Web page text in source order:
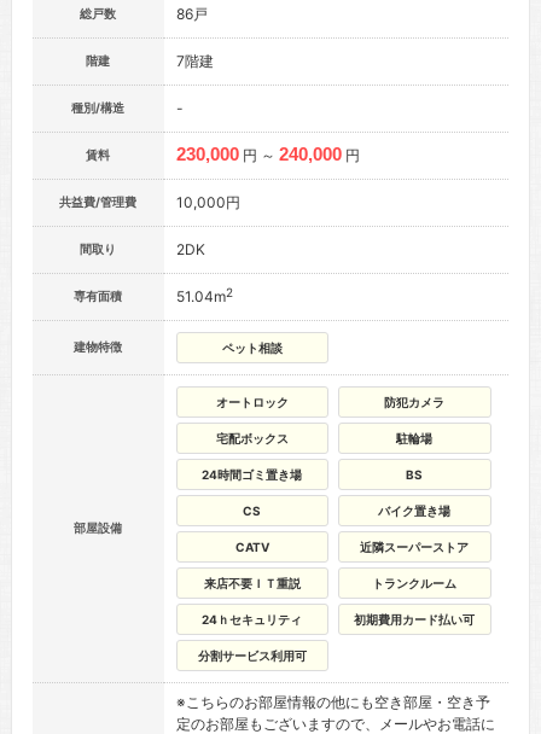
総戸数 86戸
階建 7階建
種別/構造 -
賃料 230,000 円 ～ 240,000 円
共益費/管理費 10,000円
間取り 2DK
専有面積 51.04m2
建物特徴 ペット相談
部屋設備
オートロック 防犯カメラ
宅配ボックス 駐輪場
24時間ゴミ置き場 BS
CS バイク置き場
CATV 近隣スーパーストア
来店不要ＩＴ重説 トランクルーム
24ｈセキュリティ 初期費用カード払い可
分割サービス利用可
※こちらのお部屋情報の他にも空き部屋・空き予
定のお部屋もございますので、メールやお電話に